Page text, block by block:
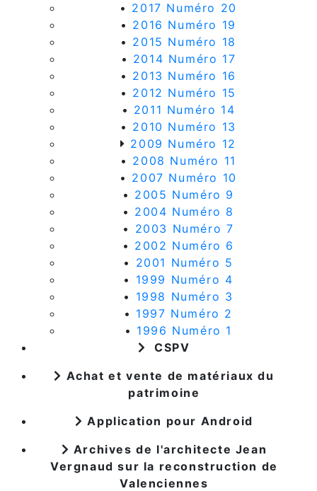
• 2017 Numéro 20
• 2016 Numéro 19
• 2015 Numéro 18
• 2014 Numéro 17
• 2013 Numéro 16
• 2012 Numéro 15
• 2011 Numéro 14
• 2010 Numéro 13
2009 Numéro 12
• 2008 Numéro 11
• 2007 Numéro 10
• 2005 Numéro 9
• 2004 Numéro 8
• 2003 Numéro 7
• 2002 Numéro 6
• 2001 Numéro 5
• 1999 Numéro 4
• 1998 Numéro 3
• 1997 Numéro 2
• 1996 Numéro 1
CSPV
Achat et vente de matériaux du
patrimoine
Application pour Android
Archives de l'architecte Jean
Vergnaud sur la reconstruction de
Valenciennes